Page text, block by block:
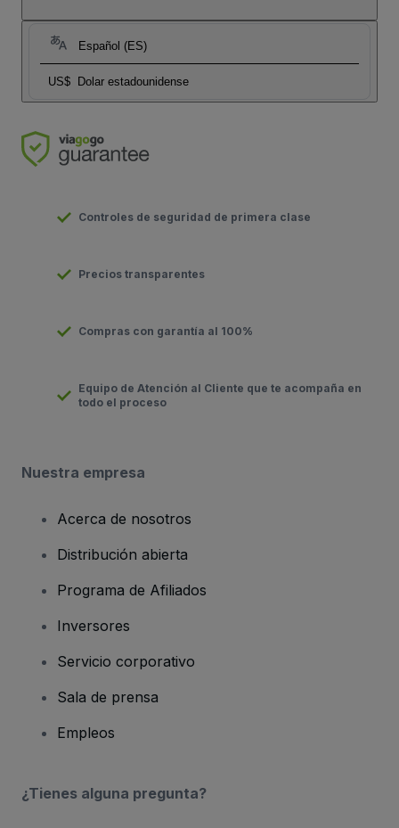
Español (ES)
US$ Dolar estadounidense
Controles de seguridad de primera clase
Precios transparentes
Compras con garantía al 100%
Equipo de Atención al Cliente que te acompaña en
todo el proceso
Nuestra empresa
Acerca de nosotros
Distribución abierta
Programa de Afiliados
Inversores
Servicio corporativo
Sala de prensa
Empleos
¿Tienes alguna pregunta?